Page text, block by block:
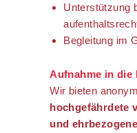
Unterstützung
Begleitung im
Aufnahme in die
Wir bieten
hochgefährdete
und